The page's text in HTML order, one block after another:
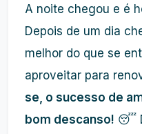
A noite chegou e é
Depois de um dia
melhor do que se
aproveitar para
se, o sucesso de
bom descanso! 😴